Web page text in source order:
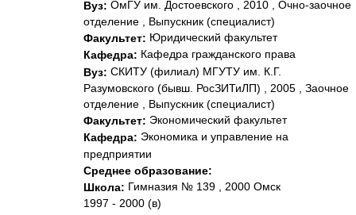
Вуз: ОмГУ им. Достоевского , 2010 , Очно-заочное
отделение , Выпускник (специалист)
Факультет: Юридический факультет
Кафедра: Кафедра гражданского права
Вуз: СКИТУ (филиал) МГУТУ им. К.Г.
Разумовского (бывш. РосЗИТиЛП) , 2005 , Заочное
отделение , Выпускник (специалист)
Факультет: Экономический факультет
Кафедра: Экономика и управление на
предприятии
Среднее образование:
Школа: Гимназия № 139 , 2000 Омск
1997 - 2000 (в)